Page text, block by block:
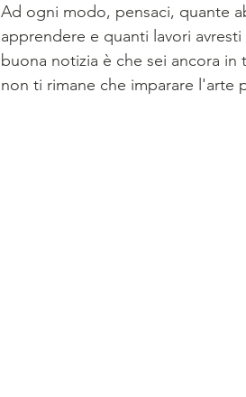
Ad ogni modo, pensaci, quante
apprendere e quanti lavori
buona notizia è che sei ancora
non ti rimane che imparare l'arte